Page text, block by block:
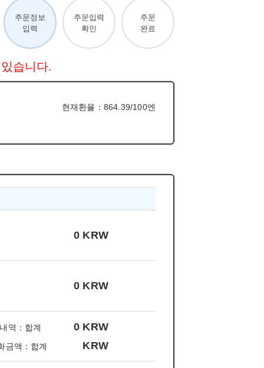
주문정보
입력
주문입력
확인
주문
완료
습니다.
현재환율：864.39/100엔
0 KRW
0 KRW
역：합계 0 KRW
금액：합계 KRW